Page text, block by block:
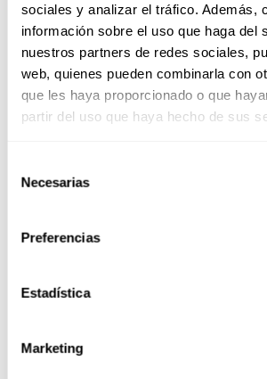
sociales y analizar el tráfico. Además,
información sobre el uso que haga del
nuestros partners de redes sociales,
web, quienes pueden combinarla con
que les haya proporcionado o que
partir del uso que haya hecho de sus
Necesarias
Preferencias
Estadística
Marketing